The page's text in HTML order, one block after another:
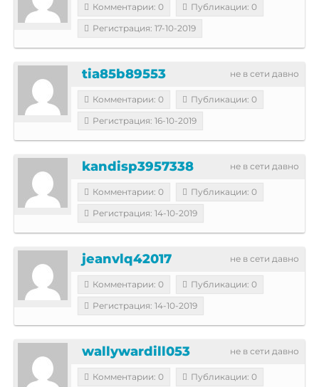
Комментарии: 0
Публикации: 0
Регистрация: 17-10-2019
не в сети давно
tia85b89553
Комментарии: 0
Публикации: 0
Регистрация: 16-10-2019
не в сети давно
kandisp3957338
Комментарии: 0
Публикации: 0
Регистрация: 14-10-2019
не в сети давно
jeanvlq42017
Комментарии: 0
Публикации: 0
Регистрация: 14-10-2019
не в сети давно
wallywardill053
Комментарии: 0
Публикации: 0